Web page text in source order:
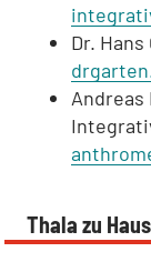
Dr.
Thala zu